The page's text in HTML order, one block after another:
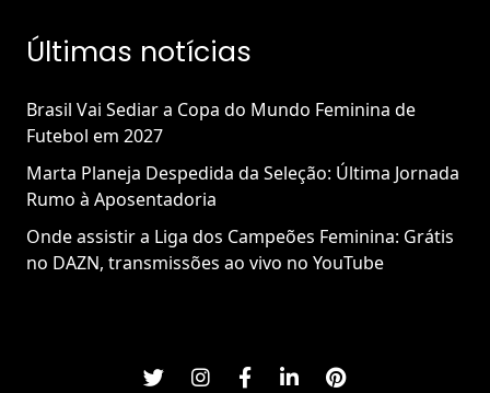
Últimas notícias
Brasil Vai Sediar a Copa do Mundo Feminina de
Futebol em 2027
Marta Planeja Despedida da Seleção: Última Jornada
Rumo à Aposentadoria
Onde assistir a Liga dos Campeões Feminina: Grátis
no DAZN, transmissões ao vivo no YouTube